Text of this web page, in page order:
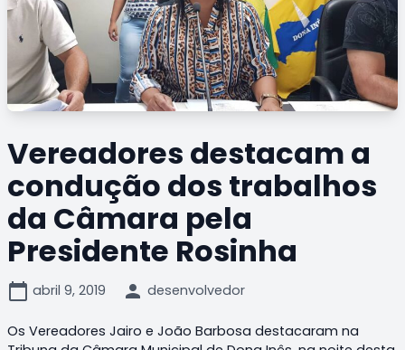
Vereadores destacam a
condução dos trabalhos
da Câmara pela
Presidente Rosinha
calendar_today abril 9, 2019 person desenvolvedor
Os Vereadores Jairo e João Barbosa destacaram na